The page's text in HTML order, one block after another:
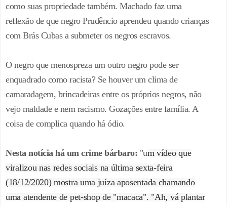
como suas propriedade também. Machado faz uma
reflexão de que negro Prudêncio aprendeu quando crianças
com Brás Cubas a submeter os negros escravos.
O negro que menospreza um outro negro pode ser
enquadrado como racista? Se houver um clima de
camaradagem, brincadeiras entre os próprios negros, não
vejo maldade e nem racismo. Gozações entre família. A
coisa de complica quando há ódio.
Nesta notícia há um crime bárbaro: "um vídeo que
viralizou nas redes sociais na última sexta-feira
(18/12/2020) mostra uma juíza aposentada chamando
uma atendente de pet-shop de "macaca". "Ah, vá plantar